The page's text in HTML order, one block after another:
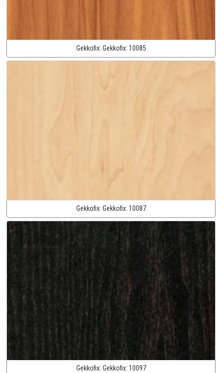
Gekkofix: Gekkofix: 10085
Gekkofix: Gekkofix: 10087
Gekkofix: Gekkofix: 10097